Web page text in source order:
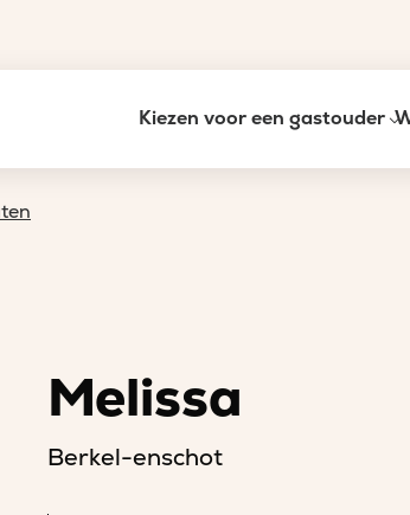
Kiezen voor een gastouder
Melissa
Berkel-enschot